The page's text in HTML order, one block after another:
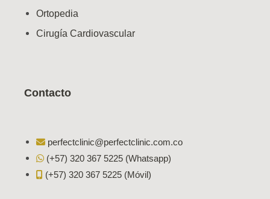
Ortopedia
Cirugía Cardiovascular
Contacto
perfectclinic@perfectclinic.com.co
(+57) 320 367 5225 (Whatsapp)
(+57) 320 367 5225 (Móvil)